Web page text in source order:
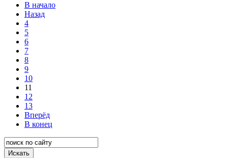
В начало
Назад
4
5
6
7
8
9
10
11
12
13
Вперёд
В конец
Искать